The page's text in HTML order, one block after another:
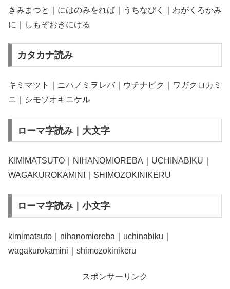
きみまつと｜にはのみをれば｜うちなびく｜わがくろかみ
に｜しもぞおきにける
カタカナ読み
キミマツト｜ニハノミヲレバ｜ウチナビク｜ワガクロカミ
ニ｜シモゾオキニケル
ローマ字読み｜大文字
KIMIMATSUTO｜NIHANOMIOREBA｜UCHINABIKU｜
WAGAKUROKAMINI｜SHIMOZOKINIKERU
ローマ字読み｜小文字
kimimatsuto｜nihanomioreba｜uchinabiku｜
wagakurokamini｜shimozokinikeru
スポンサーリンク